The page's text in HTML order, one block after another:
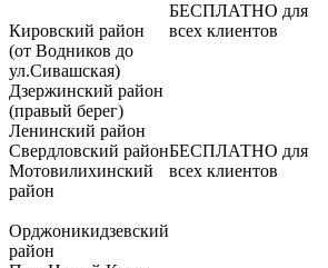
Кировский район
(от Водников до
ул.Сивашская)
Дзержинский район
(правый берег)
Ленинский район
Свердловский район
Мотовилихинский
район
Орджоникидзевский
район
БЕСПЛАТНО для
всех клиентов
БЕСПЛАТНО для
всех клиентов